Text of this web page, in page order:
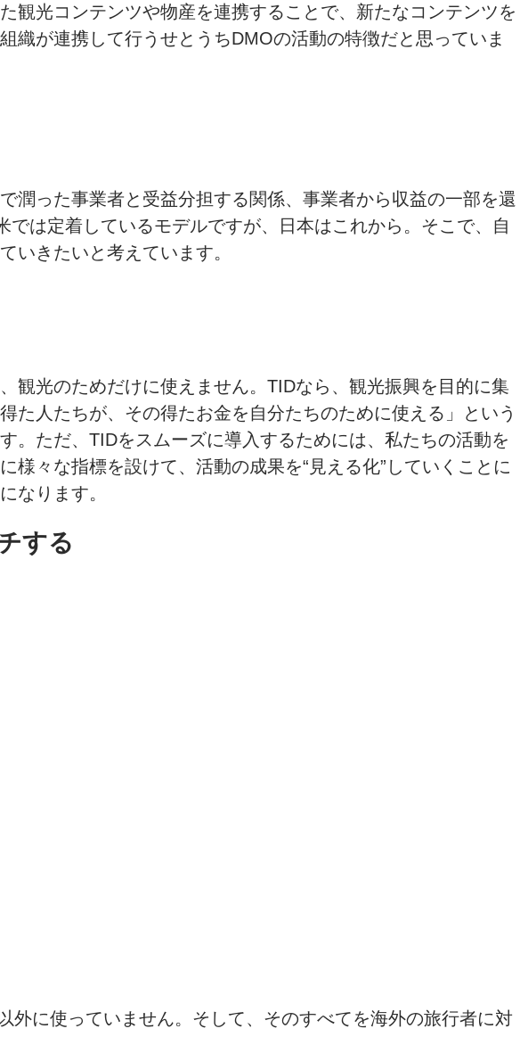
観光コンテンツや物産を連携することで、新たなコンテンツを
織が連携して行うせとうちDMOの活動の特徴だと思っていま
潤った事業者と受益分担する関係、事業者から収益の一部を還
は定着しているモデルですが、日本はこれから。そこで、自
いきたいと考えています。
観光のためだけに使えません。TIDなら、観光振興を目的に集
人たちが、その得たお金を自分たちのために使える」という
。ただ、TIDをスムーズに導入するためには、私たちの活動を
々な指標を設けて、活動の成果を“見える化”していくことに
なります。
する
に使っていません。そして、そのすべてを海外の旅行者に対